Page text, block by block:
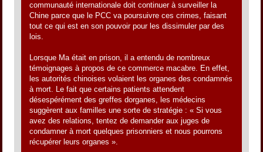
communauté internationale doit continuer à surveiller la
Chine parce que le PCC va poursuivre ces crimes, faisant
tout ce qui est en son pouvoir pour les dissimuler par des
lois.
Lorsque Ma était en prison, il a entendu de nombreux
témoignages à propos de ce commerce macabre. En effet,
les autorités chinoises volaient les organes des condamnés
à mort. Le fait que certains patients attendent
désespérément des greffes dorganes, les médecins
suggèrent aux familles une sorte de stratégie : « Si vous
avez des relations, tentez de demander aux juges de
condamner à mort quelques prisonniers et nous pourrons
récupérer leurs organes ».